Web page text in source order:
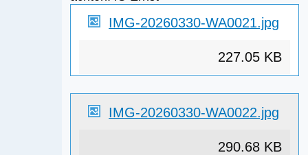
IMG-20260330-WA0021.jpg
227.05 KB
IMG-20260330-WA0022.jpg
290.68 KB